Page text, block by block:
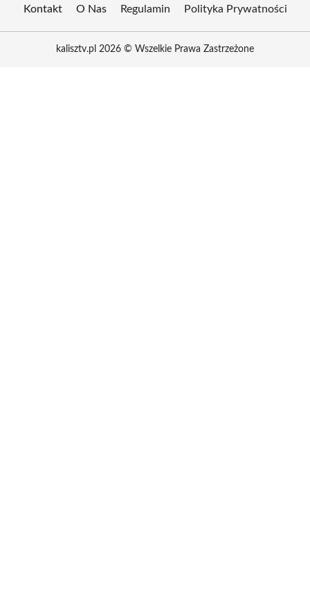
Kontakt O Nas Regulamin Polityka Prywatności
kalisztv.pl 2026 © Wszelkie Prawa Zastrzeżone